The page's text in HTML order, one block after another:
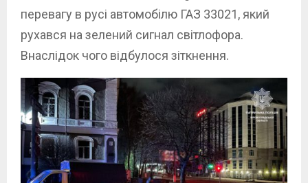
перевагу в русі автомобілю ГАЗ 33021, який
рухався на зелений сигнал світлофора.
Внаслідок чого відбулося зіткнення.